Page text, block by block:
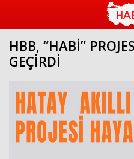
HBB, “HABİ”
GEÇİRDİ